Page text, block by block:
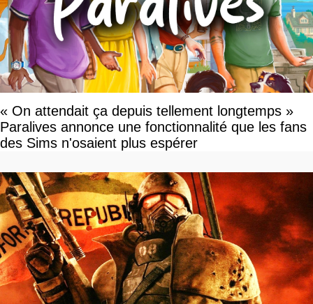
« On attendait ça depuis tellement longtemps »
Paralives annonce une fonctionnalité que les fans
des Sims n'osaient plus espérer